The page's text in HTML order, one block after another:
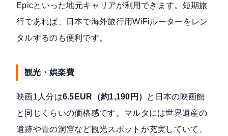
Epicといった地元キャリアが利用できます。短期旅
行であれば、日本で海外旅行用WiFiルーターをレン
タルするのも便利です。
観光・娯楽費
映画1人分は6.5EUR（約1,190円） と日本の映画館
と同じくらいの価格感です。マルタには世界遺産の
遺跡や青の洞窟など観光スポットが充実していて、